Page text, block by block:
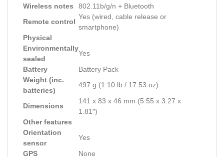
Wireless notes
802.11b/g/n + Bluetooth
Remote control
Yes (wired, cable release or
smartphone)
Physical
Environmentally
sealed
Yes
Battery
Battery Pack
Weight (inc.
batteries)
497 g (1.10 lb / 17.53 oz)
Dimensions
141 x 83 x 46 mm (5.55 x 3.27 x
1.81″)
Other features
Orientation
sensor
Yes
GPS
None